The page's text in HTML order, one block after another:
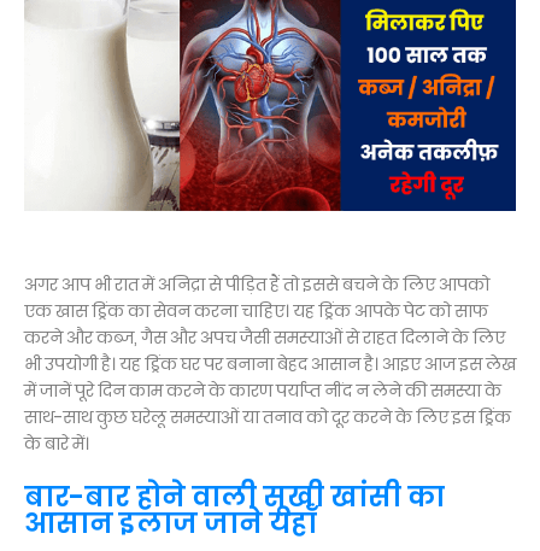
अगर आप भी रात में अनिद्रा से पीड़ित हैं तो इससे बचने के लिए आपको
एक खास ड्रिंक का सेवन करना चाहिए। यह ड्रिंक आपके पेट को साफ
करने और कब्ज, गैस और अपच जैसी समस्याओं से राहत दिलाने के लिए
भी उपयोगी है। यह ड्रिंक घर पर बनाना बेहद आसान है। आइए आज इस लेख
में जानें पूरे दिन काम करने के कारण पर्याप्त नींद न लेने की समस्या के
साथ-साथ कुछ घरेलू समस्याओं या तनाव को दूर करने के लिए इस ड्रिंक
के बारे में।
बार-बार होने वाली सूखी खांसी का
आसान इलाज जाने यहाँ